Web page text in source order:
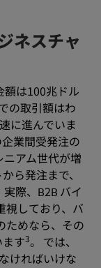
ネスチャ
額は100兆ドル
の取引額はわ
に進んでいま
業間受発注の
アム世代が増
ら発注まで、
際、B2B バイ
視しており、バ
ためなら、その
す3。 では、
ければいけな